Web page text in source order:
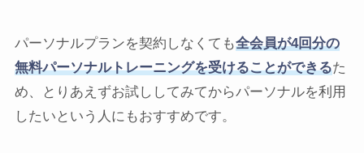
パーソナルプランを契約しなくても全会員が4回分の
無料パーソナルトレーニングを受けることができるた
め、とりあえずお試ししてみてからパーソナルを利用
したいという人にもおすすめです。